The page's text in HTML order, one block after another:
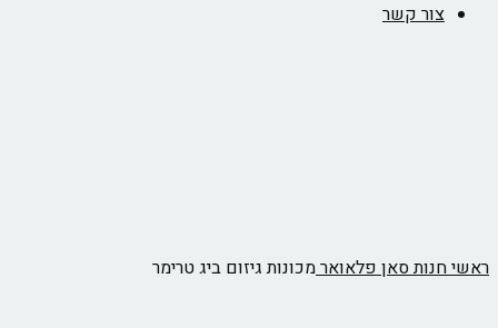
קשר
סאן פלאוארמכונות גיזום ביג טרימר